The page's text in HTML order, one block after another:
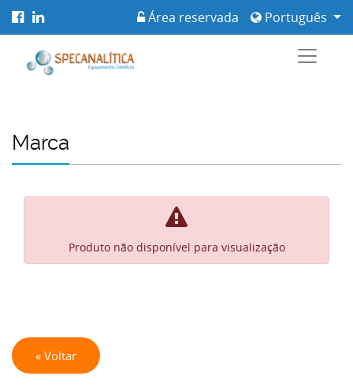
Português
Área reservada
Marca
Produto não disponível para visualização
« Voltar